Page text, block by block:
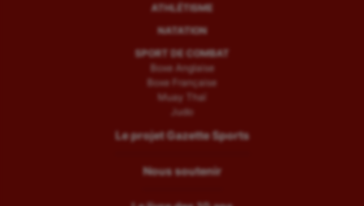
ATHLÉTISME
NATATION
SPORT DE COMBAT
Boxe Anglaise
Boxe Française
Muay Thaï
Judo
Le projet Gazette Sports
Nous soutenir